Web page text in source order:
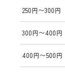
250円〜300円
300円〜400円
400円〜500円